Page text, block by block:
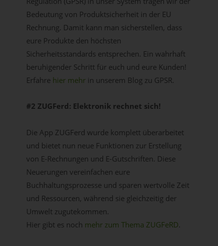
Bedeutung von Produktsicherheit in der EU
Rechnung. Damit kann man sicherstellen, dass
eure Produkte den höchsten
Sicherheitsstandards entsprechen. Ein wahrhaft
beruhigender Schritt für euch und eure Kunden!
Erfahre hier mehrin unserem Blog zu GPSR.
#2 ZUGFerd: Elektronik rechnet sich!
Die App ZUGFerd wurde komplett überarbeitet
und bietet nun neue Funktionen zur Erstellung
von E-Rechnungen und E-Gutschriften. Diese
Neuerungen vereinfachen eure
Buchhaltungsprozesse und sparen wertvolle Zeit
und Ressourcen, während sie gleichzeitig der
Umwelt zugutekommen.
Hier gibt es noch mehr zum Thema ZUGFeRD.